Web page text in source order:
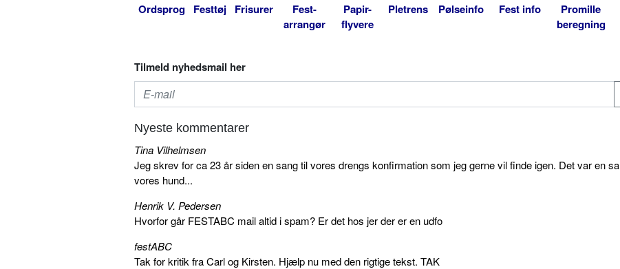
Ordsprog Festtøj Frisurer
Fest-
arrangør
Papir-
flyvere
Pletrens Pølseinfo Fest info
Promille
beregning
Tilmeld nyhedsmail her
Nyeste kommentarer
Tina Vilhelmsen
Jeg skrev for ca 23 år siden en sang til vores drengs konfirmation som jeg gerne vil finde igen. Det var en
vores hund...
Henrik V. Pedersen
Hvorfor går FESTABC mail altid i spam? Er det hos jer der er en udfo
festABC
Tak for kritik fra Carl og Kirsten. Hjælp nu med den rigtige tekst. TAK